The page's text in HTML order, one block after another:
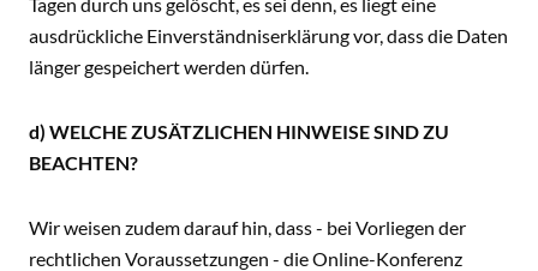
ausdrückliche Einverständniserklärung vor, dass die Daten
länger gespeichert werden dürfen.
d) WELCHE ZUSÄTZLICHEN HINWEISE SIND ZU
BEACHTEN?
Wir weisen zudem darauf hin, dass - bei Vorliegen der
rechtlichen Voraussetzungen - die Online-Konferenz